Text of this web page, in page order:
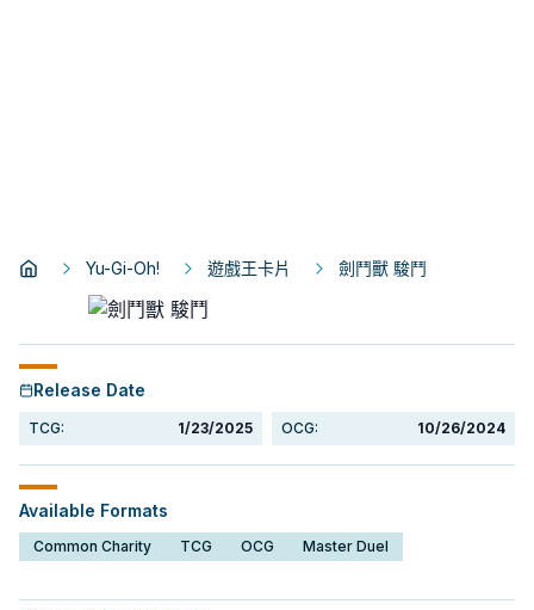
Yu-Gi-Oh! 遊戲王卡片 劍鬥獸 駿鬥
Release Date
TCG: 1/23/2025 OCG: 10/26/2024
Available Formats
Common Charity TCG OCG Master Duel